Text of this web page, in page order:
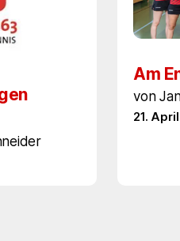
Am
von
21.